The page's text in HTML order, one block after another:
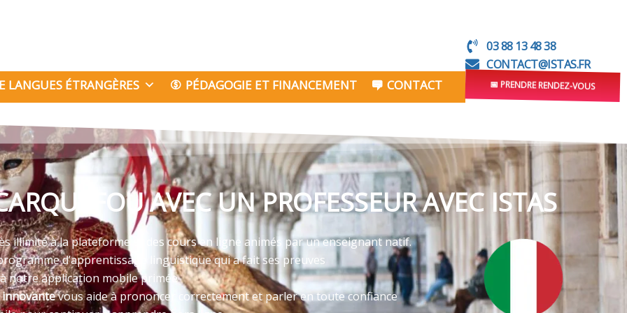
LANGUES ÉTRANGÈRES PÉDAGOGIE ET FINANCEMENT CONTACT
03 88 13 48 38
CONTACT@ISTAS.FR
📅 PRENDRE RENDEZ-VOUS
AVEC UN PROFESSEUR AVEC ISTAS
illimité à la plateforme et des cours en ligne animés par un enseignant natif.
d’apprentissage linguistique qui a fait ses preuves
notre application mobile primée
innovantevous aide à prononcer correctement et parler en toute confiance